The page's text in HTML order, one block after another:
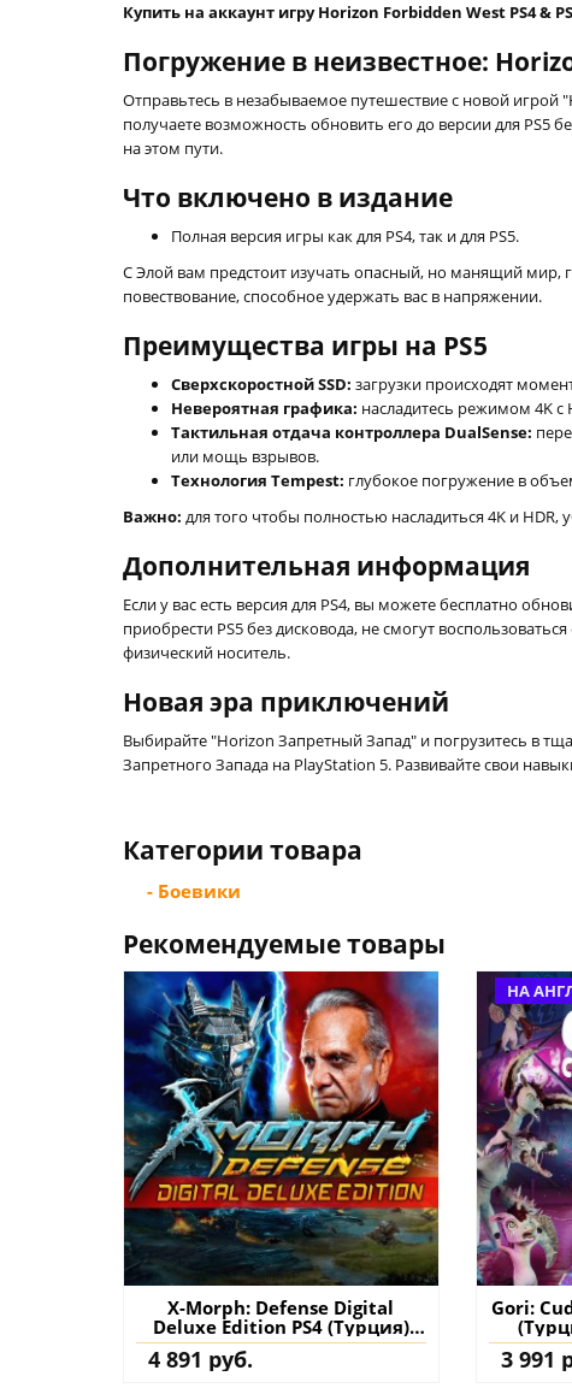
Купить на аккаунт игру Horizon Forbidden West PS4 &
Погружение в неизвестное:
Отправьтесь в незабываемое путешествие с новой игрой
получаете возможность обновить его до версии для PS5
на этом пути.
Что включено в издание
Полная версия игры как для PS4, так и для PS5.
С Элой вам предстоит изучать опасный, но манящий мир,
повествование, способное удержать вас в напряжении.
Преимущества игры на PS5
Сверхскоростной SSD: загрузки происходят
Невероятная графика: насладитесь режимом 4K с
Тактильная отдача контроллера DualSense:
или мощь взрывов.
Технология Tempest: глубокое погружение в
Важно: для того чтобы полностью насладиться 4K и
Дополнительная информация
Если у вас есть версия для PS4, вы можете бесплатно
приобрести PS5 без дисковода, не смогут
физический носитель.
Новая эра приключений
Выбирайте "Horizon Запретный Запад" и погрузитесь в
Запретного Запада на PlayStation 5. Развивайте свои
Категории товара
- Боевики
Рекомендуемые товары
X-Morph: Defense Digital
Deluxe Edition PS4 (Турция)
купить игру на аккаунт
4 891 руб.
НА
Gori:
3 991